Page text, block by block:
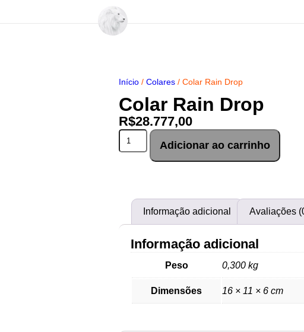
Início / Colares / Colar Rain Drop
Colar Rain Drop
R$28.777,00
Adicionar ao carrinho
Informação adicional Avaliações
Informação adicional
Peso 0,300 kg
Dimensões 16 × 11 × 6 cm